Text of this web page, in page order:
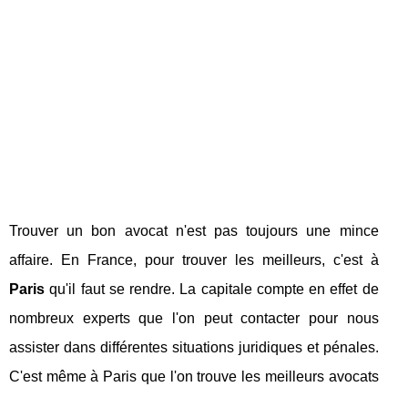
Trouver un bon avocat n'est pas toujours une mince
affaire. En France, pour trouver les meilleurs, c'est à
Paris qu'il faut se rendre. La capitale compte en effet de
nombreux experts que l'on peut contacter pour nous
assister dans différentes situations juridiques et pénales.
C'est même à Paris que l'on trouve les meilleurs avocats